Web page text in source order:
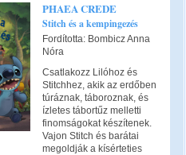
PHAEA CREDE
Stitch és a kempingezés
Fordította: Bombicz Anna
Nóra
Csatlakozz Lilóhoz és
Stitchhez, akik az erdőben
túráznak, táboroznak, és
ízletes tábortűz melletti
finomságokat készítenek.
Vajon Stitch és barátai
megoldják a kísérteties